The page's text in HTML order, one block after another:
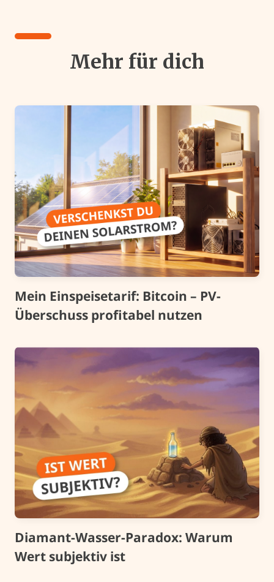
Mehr für dich
Mein Einspeisetarif: Bitcoin – PV-
Überschuss profitabel nutzen
Diamant-Wasser-Paradox: Warum
Wert subjektiv ist